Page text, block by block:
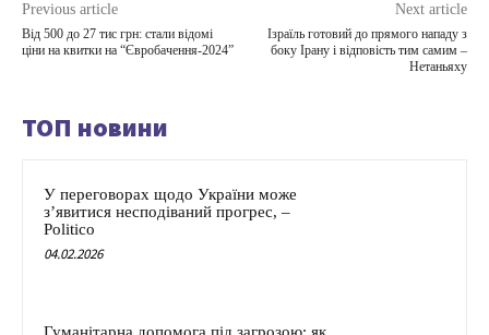
Previous article
Від 500 до 27 тис грн: стали відомі
ціни на квитки на “Євробачення-2024”
Next article
Ізраїль готовий до прямого нападу з
боку Ірану і відповість тим самим –
Нетаньяху
ТОП новини
У переговорах щодо України може
з’явитися несподіваний прогрес, –
Politico
04.02.2026